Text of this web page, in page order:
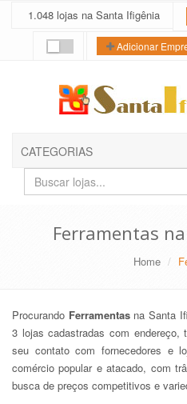
1.048 lojas na Santa Ifigênia
Adicionar
CATEGORIAS
Buscar
lojas
Ferramentas
Home
Procurando Ferramentasna Santa
3 lojas cadastradas com endereço,
seu contato com fornecedores e
comércio popular e atacado, com
busca de preços competitivos e